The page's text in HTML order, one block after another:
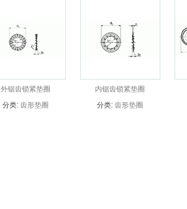
外锯齿锁紧垫圈
分类: 齿形垫圈
内锯齿锁紧垫圈
分类: 齿形垫圈